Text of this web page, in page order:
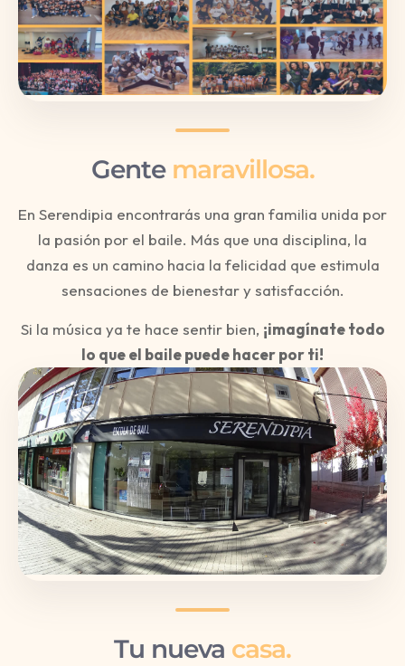
Gente maravillosa.
En Serendipia encontrarás una gran familia unida por
la pasión por el baile. Más que una disciplina, la
danza es un camino hacia la felicidad que estimula
sensaciones de bienestar y satisfacción.
Si la música ya te hace sentir bien, ¡imagínate todo
lo que el baile puede hacer por ti!
Tu nueva casa.